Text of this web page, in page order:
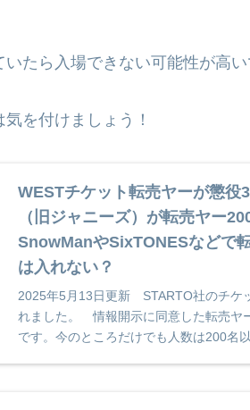
たら入場できない可能性が高い
を付けましょう！
WESTチケット転売ヤーが懲役
（旧ジャニーズ）が転売ヤー
SnowManやSixTONESなどで
は入れない？
2025年5月13日更新 STARTO社のチケ
れました。 情報開示に同意した転売ヤ
です。今のところだけでも人数は200名